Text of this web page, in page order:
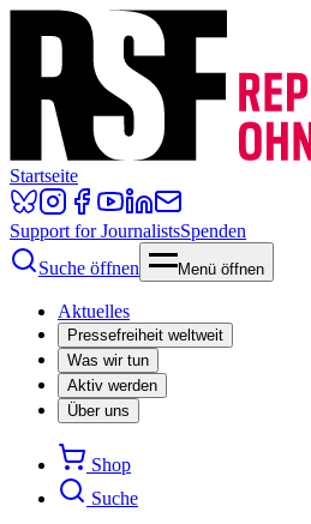
Startseite
Support for JournalistsSpenden
Suche öffnen
Menü öffnen
Aktuelles
Pressefreiheit weltweit
Was wir tun
Aktiv werden
Über uns
Shop
Suche